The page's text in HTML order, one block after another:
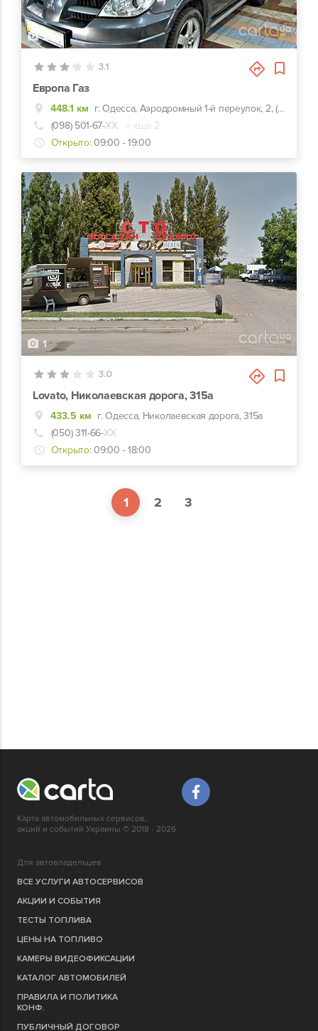
2
3.1
Европа Газ
448.1 км
г. Одесса, Аэродромный 1-й переулок, 2, (Ген. Петрова угол Комарова)
(098) 501-67-ХХ
+ еще 2
Открыто: 09:00 - 19:00
1
3.0
Lovato, Николаевская дорога, 315а
433.5 км г. Одесса, Николаевская дорога, 315а
(050) 311-66-ХХ
Открыто: 09:00 - 18:00
1 2 3
Карта автомобильных сервисов,
акций и событий Украины © 2018 - 2026
Для автовладельцев
ВСЕ УСЛУГИ АВТОСЕРВИСОВ
АКЦИИ И СОБЫТИЯ
ТЕСТЫ ТОПЛИВА
ЦЕНЫ НА ТОПЛИВО
КАМЕРЫ ВИДЕОФИКСАЦИИ
КАТАЛОГ АВТОМОБИЛЕЙ
ПРАВИЛА И ПОЛИТИКА
КОНФ.
ПУБЛИЧНЫЙ ДОГОВОР